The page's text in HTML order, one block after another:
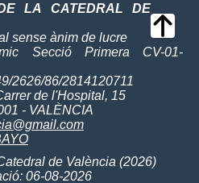
LA CATEDRAL DE
sense ànim de lucre
Secció Primera CV-01-
2626/86/2814120711
de l'Hospital, 15
- VALÈNCIA
de València (2026)
06-08-2026